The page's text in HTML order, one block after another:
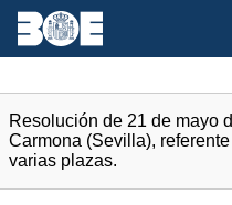
Resolución de 21 de mayo
Carmona (Sevilla),
varias plazas.